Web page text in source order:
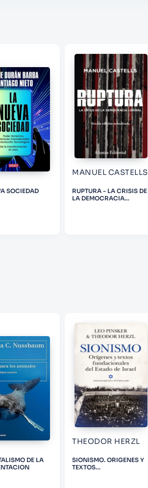
SOCIEDAD
MANUEL CASTELLS
RUPTURA - LA CRISIS DE
LA DEMOCRACIA
DE LA
THEODOR HERZL
SIONISMO. ORIGENES Y
TEXTOS